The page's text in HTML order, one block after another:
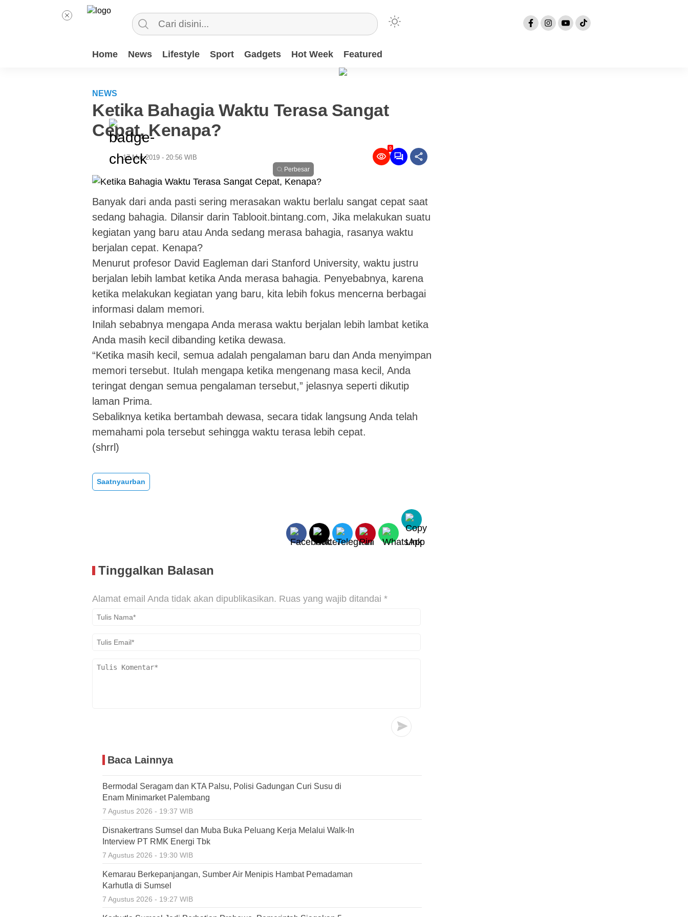
Home News Lifestyle Sport Gadgets Hot Week Featured
NEWS
Ketika Bahagia Waktu Terasa Sangat
Cepat, Kenapa?
17 Mar 2019 - 20:56 WIB
9
Perbesar
Banyak dari anda pasti sering merasakan waktu berlalu sangat cepat saat
sedang bahagia. Dilansir darin Tablooit.bintang.com, Jika melakukan suatu
kegiatan yang baru atau Anda sedang merasa bahagia, rasanya waktu
berjalan cepat. Kenapa?
Menurut profesor David Eagleman dari Stanford University, waktu justru
berjalan lebih lambat ketika Anda merasa bahagia. Penyebabnya, karena
ketika melakukan kegiatan yang baru, kita lebih fokus mencerna berbagai
informasi dalam memori.
Inilah sebabnya mengapa Anda merasa waktu berjalan lebih lambat ketika
Anda masih kecil dibanding ketika dewasa.
“Ketika masih kecil, semua adalah pengalaman baru dan Anda menyimpan
memori tersebut. Itulah mengapa ketika mengenang masa kecil, Anda
teringat dengan semua pengalaman tersebut,” jelasnya seperti dikutip
laman Prima.
Sebaliknya ketika bertambah dewasa, secara tidak langsung Anda telah
memahami pola tersebut sehingga waktu terasa lebih cepat.
(shrrl)
Saatnyaurban
Tinggalkan Balasan
Alamat email Anda tidak akan dipublikasikan. Ruas yang wajib ditandai *
Baca Lainnya
Bermodal Seragam dan KTA Palsu, Polisi Gadungan Curi Susu di
Enam Minimarket Palembang
7 Agustus 2026 - 19:37 WIB
Disnakertrans Sumsel dan Muba Buka Peluang Kerja Melalui Walk-In
Interview PT RMK Energi Tbk
7 Agustus 2026 - 19:30 WIB
Kemarau Berkepanjangan, Sumber Air Menipis Hambat Pemadaman
Karhutla di Sumsel
7 Agustus 2026 - 19:27 WIB